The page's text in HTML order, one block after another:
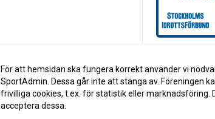
För att hemsidan ska fungera korrekt använder vi
SportAdmin. Dessa går inte att stänga av. Föreningen
frivilliga cookies, t.ex. för statistik eller marknadsföring.
acceptera dessa.